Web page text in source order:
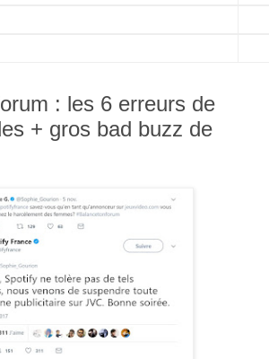
: les 6 erreurs de
+ gros bad buzz de